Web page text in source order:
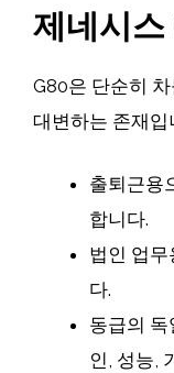
제네시스
G80은 단순히
대변하는 존재입
출퇴근용
합니다.
법인 업무
다.
동급의
인, 성능,